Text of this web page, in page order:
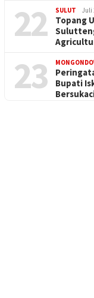
22 SULUT Juli
Topang
23
Bupati